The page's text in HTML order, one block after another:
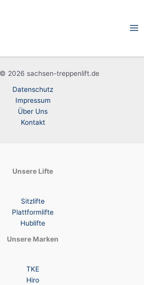
2026 sachsen-treppenlift.de
Datenschutz
Impressum
Über Uns
Kontakt
Unsere Lifte
Sitzlifte
Plattformlifte
Hublifte
Unsere Marken
TKE
Hiro